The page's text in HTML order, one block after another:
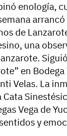
enología,
de
una
en
Velas. La
Vega de
y